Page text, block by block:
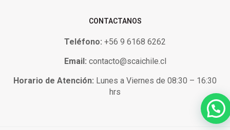
CONTACTANOS
Teléfono: +56 9 6168 6262
Email: contacto@scaichile.cl
Horario de Atención: Lunes a Viernes de 08:30 – 16:30
hrs